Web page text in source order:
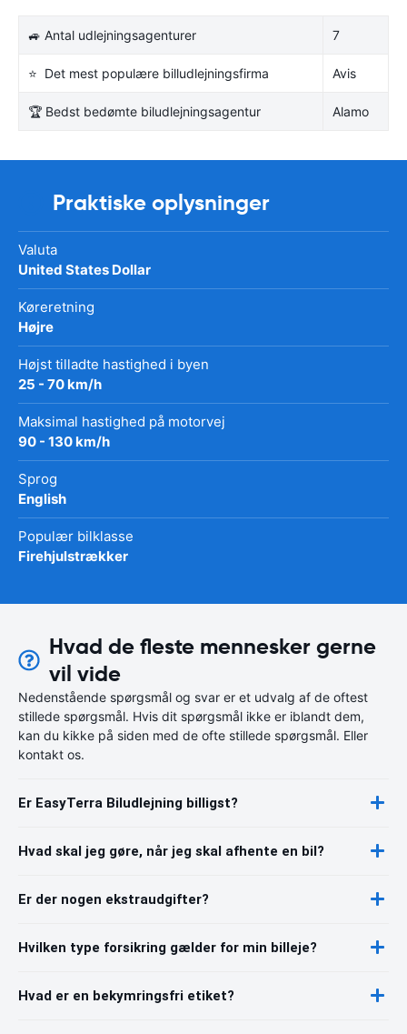
🚙 Antal udlejningsagenturer 7
⭐ Det mest populære billudlejningsfirma Avis
🏆 Bedst bedømte biludlejningsagentur Alamo
Praktiske oplysninger
Valuta
United States Dollar
Køreretning
Højre
Højst tilladte hastighed i byen
25 - 70 km/h
Maksimal hastighed på motorvej
90 - 130 km/h
Sprog
English
Populær bilklasse
Firehjulstrækker
Hvad de fleste mennesker gerne
vil vide
Nedenstående spørgsmål og svar er et udvalg af de oftest
stillede spørgsmål. Hvis dit spørgsmål ikke er iblandt dem,
kan du kikke på siden med de ofte stillede spørgsmål. Eller
kontakt os.
Er EasyTerra Biludlejning billigst?
Hvad skal jeg gøre, når jeg skal afhente en bil?
Er der nogen ekstraudgifter?
Hvilken type forsikring gælder for min billeje?
Hvad er en bekymringsfri etiket?